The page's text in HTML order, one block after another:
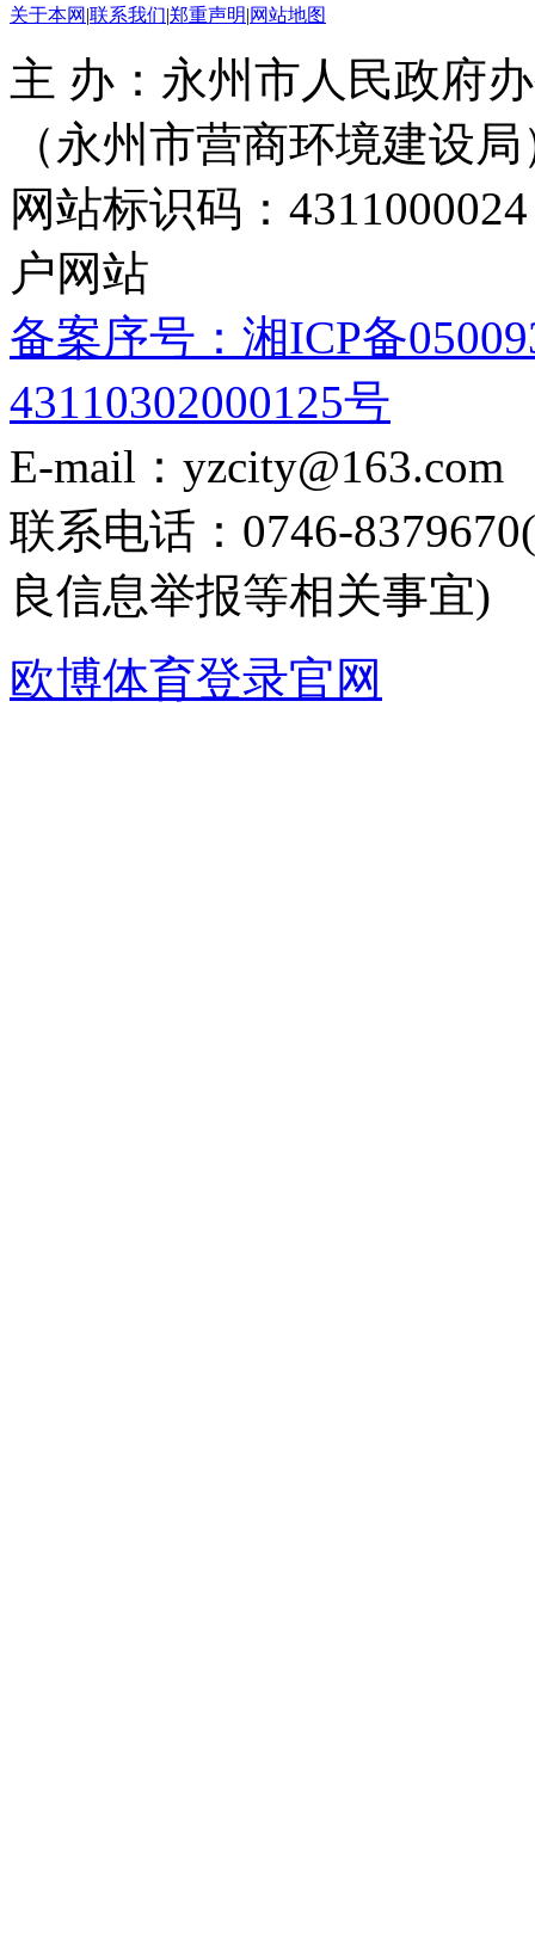
关于本网 |联系我们|郑重声明|网站地图
主 办：永州市人民政府
（永州市营商环境建设局
网站标识码：
户网站
备案序号：湘ICP备
43110302000125号
E-mail：yzcity@163.com
联系电话：0746-
良信息举报等相关事宜)
欧博体育登录官网